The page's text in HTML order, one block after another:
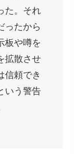
た。それ
ったから
板や噂を
拡散させ
信頼でき
いう警告